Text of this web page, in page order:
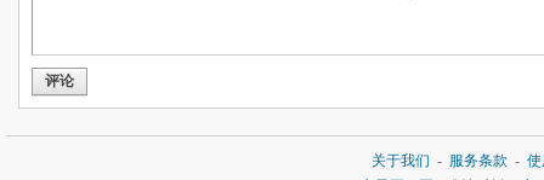
评论
关于我们 - 服务条款 -